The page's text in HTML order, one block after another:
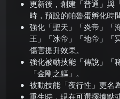
更新後，創建「普通」與
時，預設的帕魯蛋孵化時
強化「聖天」「炎帝」「
王」「冰帝」「地帝」「
傷害提升效果。
強化被動技能「傳說」「
「金剛之軀」。
被動技能「夜行性」更名
重生時，現在可選擇據點